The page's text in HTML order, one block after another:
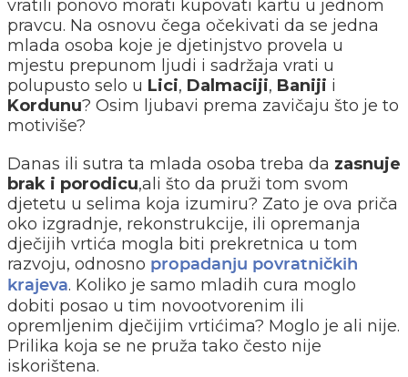
vratili ponovo morati kupovati kartu u jednom
pravcu. Na osnovu čega očekivati da se jedna
mlada osoba koje je djetinjstvo provela u
mjestu prepunom ljudi i sadržaja vrati u
polupusto selo u Lici, Dalmaciji, Baniji i
Kordunu? Osim ljubavi prema zavičaju što je to
motiviše?
Danas ili sutra ta mlada osoba treba da zasnuje
brak i porodicu,ali što da pruži tom svom
djetetu u selima koja izumiru? Zato je ova priča
oko izgradnje, rekonstrukcije, ili opremanja
dječijih vrtića mogla biti prekretnica u tom
razvoju, odnosno propadanju povratničkih
krajeva. Koliko je samo mladih cura moglo
dobiti posao u tim novootvorenim ili
opremljenim dječijim vrtićima? Moglo je ali nije.
Prilika koja se ne pruža tako često nije
iskorištena.